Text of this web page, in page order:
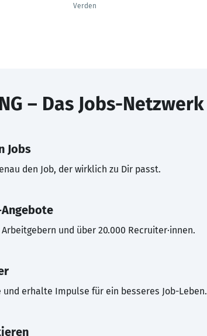
Verden
– Das Jobs-Netzwerk
Jobs
den Job, der wirklich zu Dir passt.
und über 20.000 Recruiter·innen.
und erhalte Impulse für ein besseres Job-Leben.